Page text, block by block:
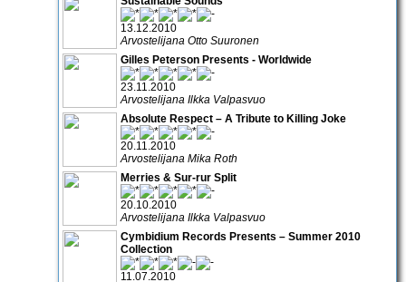
13.12.2010
Arvostelijana Otto Suuronen
Gilles Peterson Presents - Worldwide
23.11.2010
Arvostelijana Ilkka Valpasvuo
Absolute Respect – A Tribute to Killing Joke
20.11.2010
Arvostelijana Mika Roth
Merries & Sur-rur Split
20.10.2010
Arvostelijana Ilkka Valpasvuo
Cymbidium Records Presents – Summer 2010
Collection
11.07.2010